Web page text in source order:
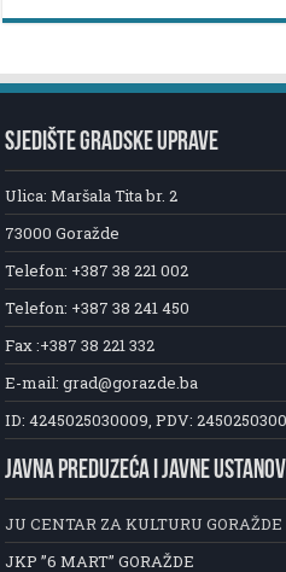
SJEDIŠTE GRADSKE UPRAVE
Ulica: Maršala Tita br. 2
73000 Goražde
Telefon: +387 38 221 002
Telefon: +387 38 241 450
Fax :+387 38 221 332
E-mail: grad@gorazde.ba
ID: 4245025030009, PDV:
JAVNA PREDUZEĆA I JAVNE
JU CENTAR ZA KULTURU GORAŽDE
JKP ”6 MART” GORAŽDE